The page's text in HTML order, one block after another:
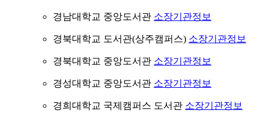
경남대학교 중앙도서관 소장기관정보
경북대학교 도서관(상주캠퍼스) 소장기관정보
경북대학교 중앙도서관 소장기관정보
경성대학교 중앙도서관 소장기관정보
경희대학교 국제캠퍼스 도서관 소장기관정보